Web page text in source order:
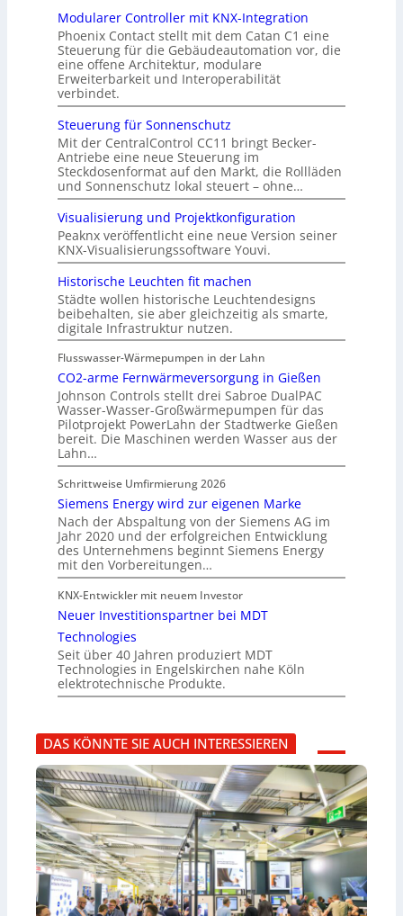
Modularer Controller mit KNX-Integration
Phoenix Contact stellt mit dem Catan C1 eine
Steuerung für die Gebäudeautomation vor, die
eine offene Architektur, modulare
Erweiterbarkeit und Interoperabilität
verbindet.
Steuerung für Sonnenschutz
Mit der CentralControl CC11 bringt Becker-
Antriebe eine neue Steuerung im
Steckdosenformat auf den Markt, die Rollläden
und Sonnenschutz lokal steuert – ohne…
Visualisierung und Projektkonfiguration
Peaknx veröffentlicht eine neue Version seiner
KNX-Visualisierungssoftware Youvi.
Historische Leuchten fit machen
Städte wollen historische Leuchtendesigns
beibehalten, sie aber gleichzeitig als smarte,
digitale Infrastruktur nutzen.
Flusswasser-Wärmepumpen in der Lahn
CO2-arme Fernwärmeversorgung in Gießen
Johnson Controls stellt drei Sabroe DualPAC
Wasser-Wasser-Großwärmepumpen für das
Pilotprojekt PowerLahn der Stadtwerke Gießen
bereit. Die Maschinen werden Wasser aus der
Lahn…
Schrittweise Umfirmierung 2026
Siemens Energy wird zur eigenen Marke
Nach der Abspaltung von der Siemens AG im
Jahr 2020 und der erfolgreichen Entwicklung
des Unternehmens beginnt Siemens Energy
mit den Vorbereitungen…
KNX-Entwickler mit neuem Investor
Neuer Investitionspartner bei MDT
Technologies
Seit über 40 Jahren produziert MDT
Technologies in Engelskirchen nahe Köln
elektrotechnische Produkte.
DAS KÖNNTE SIE AUCH INTERESSIEREN